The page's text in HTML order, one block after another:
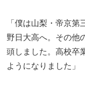
「僕は山梨・帝京
野日大高へ。その他
頭しました。高校卒
ようになりました」